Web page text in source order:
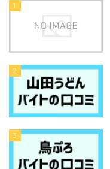
1
2
3